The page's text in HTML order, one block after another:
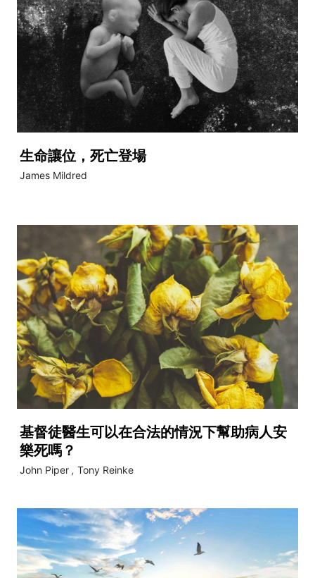
生命讓位，死亡登場
James Mildred
基督徒醫生可以在合法的情況下幫助病人安
樂死嗎？
John Piper , Tony Reinke